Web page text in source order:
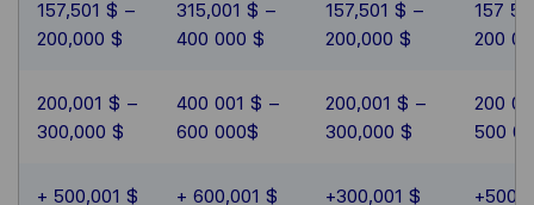
157,501 $ –
200,000 $
315,001 $ –
400 000 $
157,501 $ –
200,000 $
157
200
200,001 $ –
300,000 $
400 001 $ –
600 000$
200,001 $ –
300,000 $
200
500
+ 500,001 $ + 600,001 $ +300,001 $ +500